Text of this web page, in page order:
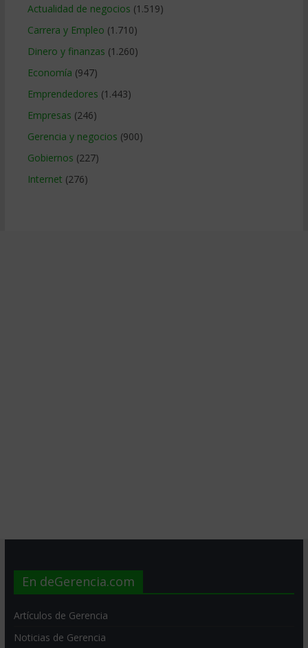
Actualidad de negocios (1.519)
Carrera y Empleo (1.710)
Dinero y finanzas (1.260)
Economía (947)
Emprendedores (1.443)
Empresas (246)
Gerencia y negocios (900)
Gobiernos (227)
Internet (276)
En deGerencia.com
Artículos de Gerencia
Noticias de Gerencia